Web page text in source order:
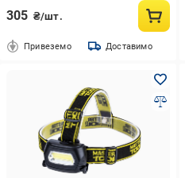
305 ₴/шт.
Привеземо Доставимо